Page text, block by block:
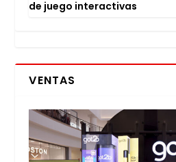
de jue­go inter­ac­ti­vas
VENTAS